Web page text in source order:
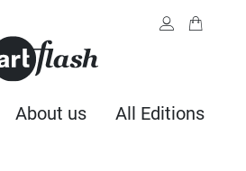
About us All Editions